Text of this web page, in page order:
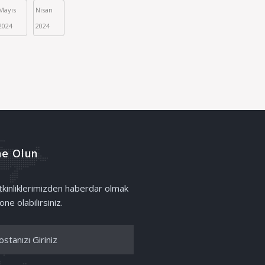
Nisan
2024
Olun
haberdar olmak
olabilirsiniz.